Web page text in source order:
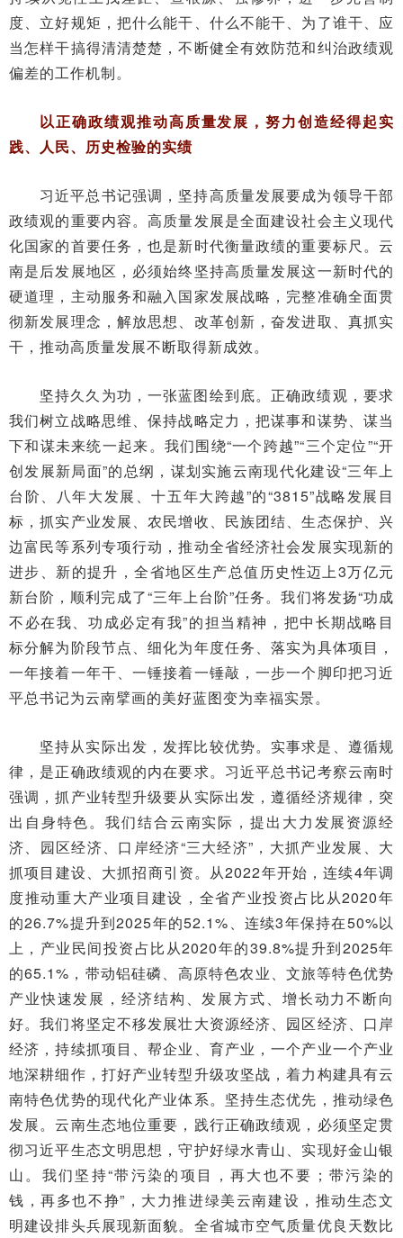
度、立好规矩，把什么能干、什么不能干、为了谁干、应
当怎样干搞得清清楚楚，不断健全有效防范和纠治政绩观
偏差的工作机制。
以正确政绩观推动高质量发展，努力创造经得起实
践、人民、历史检验的实绩
习近平总书记强调，坚持高质量发展要成为领导干部
政绩观的重要内容。高质量发展是全面建设社会主义现代
化国家的首要任务，也是新时代衡量政绩的重要标尺。云
南是后发展地区，必须始终坚持高质量发展这一新时代的
硬道理，主动服务和融入国家发展战略，完整准确全面贯
彻新发展理念，解放思想、改革创新，奋发进取、真抓实
干，推动高质量发展不断取得新成效。
坚持久久为功，一张蓝图绘到底。正确政绩观，要求
我们树立战略思维、保持战略定力，把谋事和谋势、谋当
下和谋未来统一起来。我们围绕“一个跨越”“三个定位”“开
创发展新局面”的总纲，谋划实施云南现代化建设“三年上
台阶、八年大发展、十五年大跨越”的“3815”战略发展目
标，抓实产业发展、农民增收、民族团结、生态保护、兴
边富民等系列专项行动，推动全省经济社会发展实现新的
进步、新的提升，全省地区生产总值历史性迈上3万亿元
新台阶，顺利完成了“三年上台阶”任务。我们将发扬“功成
不必在我、功成必定有我”的担当精神，把中长期战略目
标分解为阶段节点、细化为年度任务、落实为具体项目，
一年接着一年干、一锤接着一锤敲，一步一个脚印把习近
平总书记为云南擘画的美好蓝图变为幸福实景。
坚持从实际出发，发挥比较优势。实事求是、遵循规
律，是正确政绩观的内在要求。习近平总书记考察云南时
强调，抓产业转型升级要从实际出发，遵循经济规律，突
出自身特色。我们结合云南实际，提出大力发展资源经
济、园区经济、口岸经济“三大经济”，大抓产业发展、大
抓项目建设、大抓招商引资。从2022年开始，连续4年调
度推动重大产业项目建设，全省产业投资占比从2020年
的26.7%提升到2025年的52.1%、连续3年保持在50%以
上，产业民间投资占比从2020年的39.8%提升到2025年
的65.1%，带动铝硅磷、高原特色农业、文旅等特色优势
产业快速发展，经济结构、发展方式、增长动力不断向
好。我们将坚定不移发展壮大资源经济、园区经济、口岸
经济，持续抓项目、帮企业、育产业，一个产业一个产业
地深耕细作，打好产业转型升级攻坚战，着力构建具有云
南特色优势的现代化产业体系。坚持生态优先，推动绿色
发展。云南生态地位重要，践行正确政绩观，必须坚定贯
彻习近平生态文明思想，守护好绿水青山、实现好金山银
山。我们坚持“带污染的项目，再大也不要；带污染的
钱，再多也不挣”，大力推进绿美云南建设，推动生态文
明建设排头兵展现新面貌。全省城市空气质量优良天数比